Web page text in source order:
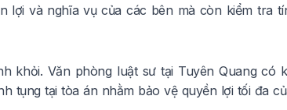
lợi và nghĩa vụ của các bên mà còn kiểm tra
khỏi. Văn phòng luật sư tại Tuyên Quang có
tụng tại tòa án nhằm bảo vệ quyền lợi tối đa